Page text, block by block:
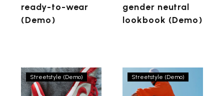
ready-to-wear
(Demo)
gender neutral
lookbook (Demo)
Nullam
velit
Streetstyle (Demo)
Pellentesque,
ipsum
Streetstyle (Demo)